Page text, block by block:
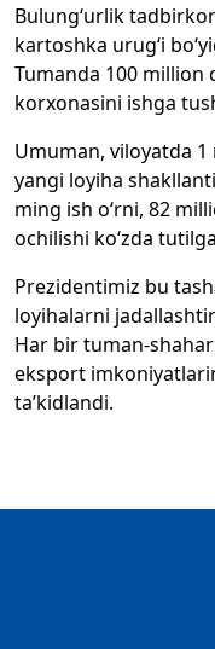
Bulung‘urlik
kartoshka urug‘i
Tumanda 100
korxonasini ishga
Umuman, viloyatda
yangi loyiha
ming ish o‘rni, 82
ochilishi ko‘zda
Prezidentimiz bu
loyihalarni
Har bir tuman-
eksport
ta’kidlandi.